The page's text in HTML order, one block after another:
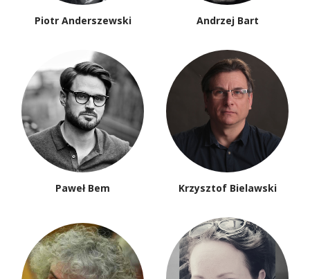
Piotr Anderszewski Andrzej Bart
Paweł Bem Krzysztof Bielawski